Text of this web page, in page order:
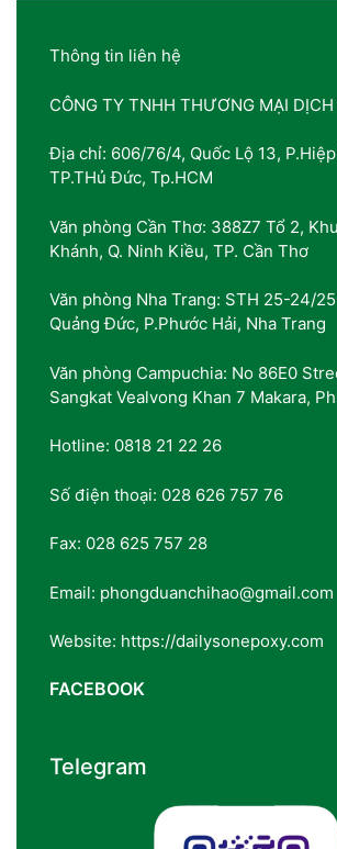
Thông tin liên hệ
CÔNG TY TNHH THƯƠNG MẠI
Địa chỉ: 606/76/4, Quốc Lộ 13,
TP.THủ Đức, Tp.HCM
Văn phòng Cần Thơ: 388Z7 Tổ 2,
Khánh, Q. Ninh Kiều, TP. Cần Thơ
Văn phòng Nha Trang: STH 25-24/
Quảng Đức, P.Phước Hải, Nha Trang
Văn phòng Campuchia: No 86E0
Sangkat Vealvong Khan 7 Makara,
Hotline: 0818 21 22 26
Số điện thoại: 028 626 757 76
Fax: 028 625 757 28
Email: phongduanchihao@gmail.com
Website: https://dailysonepoxy.com
FACEBOOK
Telegram